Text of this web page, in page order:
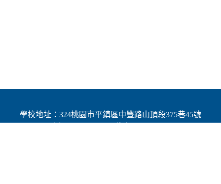
學校地址：324桃園市平鎮區中豐路山頂段375巷45號